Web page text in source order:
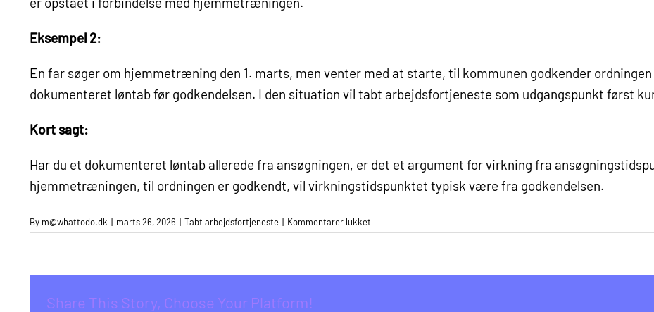
Eksempel 2:
En far søger om hjemmetræning den 1. marts, men venter med at starte, til kommunen godkender
dokumenteret løntab før godkendelsen. I den situation vil tabt arbejdsfortjeneste som udgangspunkt først
Kort sagt:
Har du et dokumenteret løntab allerede fra ansøgningen, er det et argument for virkning fra
hjemmetræningen, til ordningen er godkendt, vil virkningstidspunktet typisk være fra godkendelsen.
By m@whattodo.dk | marts 26, 2026 | Tabt arbejdsfortjeneste | Kommentarer lukket
Gælder
fra
Share This Story, Choose Your Platform!